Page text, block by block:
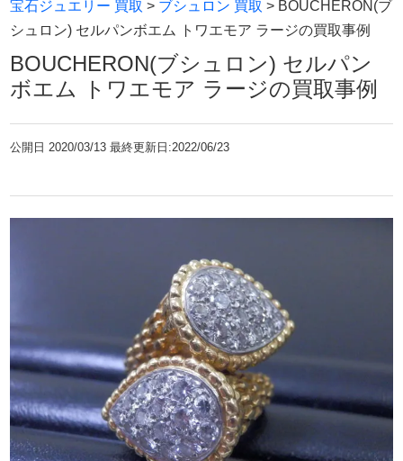
ージの買取事例です。
であれば何でもお買取致します。
宝石ジュエリー 買取 > ブシュロン 買取 > BOUCHERON(ブ
シュロン) セルパンボエム トワエモア ラージの買取事例
BOUCHERON(ブシュロン) セルパン
ボエム トワエモア ラージの買取事例
公開日2020/03/13 最終更新日:2022/06/23